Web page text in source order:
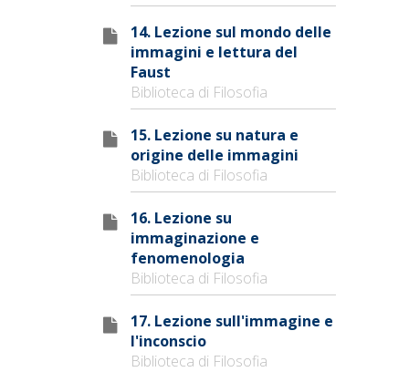
14. Lezione sul mondo delle
immagini e lettura del
Faust
Biblioteca di Filosofia
15. Lezione su natura e
origine delle immagini
Biblioteca di Filosofia
16. Lezione su
immaginazione e
fenomenologia
Biblioteca di Filosofia
17. Lezione sull'immagine e
l'inconscio
Biblioteca di Filosofia